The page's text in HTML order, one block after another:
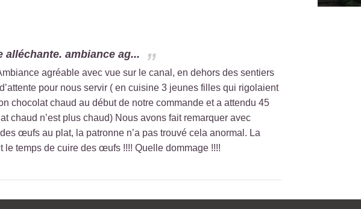
ambiance ag...
agréable avec vue sur le canal, en dehors des sentiers
pour nous servir ( en cuisine 3 jeunes filles qui rigolaient
chocolat chaud au début de notre commande et a attendu 45
chaud n’est plus chaud) Nous avons fait remarquer avec
œufs au plat, la patronne n’a pas trouvé cela anormal. La
le temps de cuire des œufs !!!! Quelle dommage !!!!